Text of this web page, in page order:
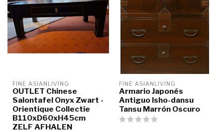
FINE ASIANLIVING
OUTLET Chinese
Salontafel Onyx Zwart -
Orientique Collectie
B110xD60xH45cm
ZELF AFHALEN
FINE ASIANLIVING
Armario Japonés
Antiguo Isho-dansu
Tansu Marrón Oscuro